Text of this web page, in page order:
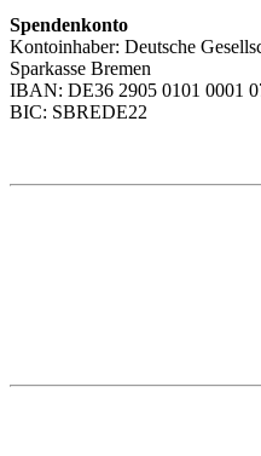
Spendenkonto
Kontoinhaber: Deutsche
Sparkasse Bremen
IBAN: DE36 2905 0101 0001
BIC: SBREDE22